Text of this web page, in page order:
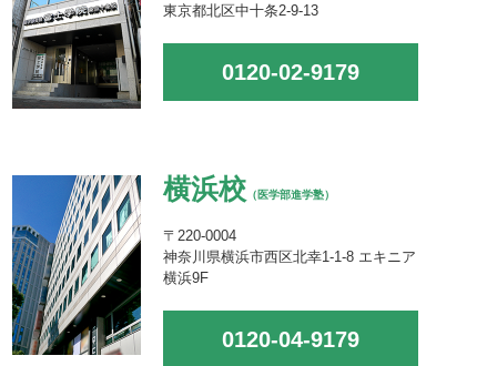
東京都北区中十条2-9-13
0120-02-9179
横浜校 （医学部進学塾）
〒220-0004
神奈川県横浜市西区北幸1-1-8 エキニア
横浜9F
0120-04-9179